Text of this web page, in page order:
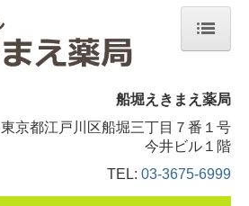
船堀えきまえ薬局
東京都江戸川区船堀三丁目７番１号
今井ビル１階
TEL: 03-3675-6999